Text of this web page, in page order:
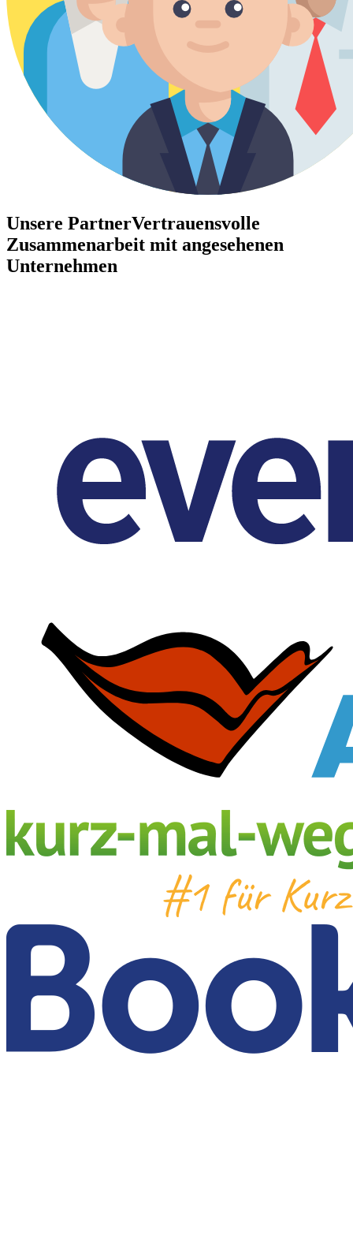
Unsere PartnerVertrauensvolle
Zusammenarbeit mit angesehenen
Unternehmen